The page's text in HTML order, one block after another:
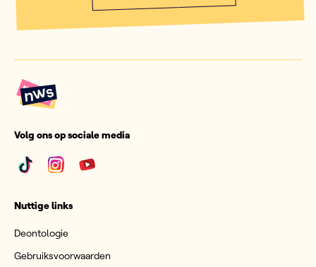
Volg ons op sociale media
Nuttige links
Deontologie
Gebruiksvoorwaarden